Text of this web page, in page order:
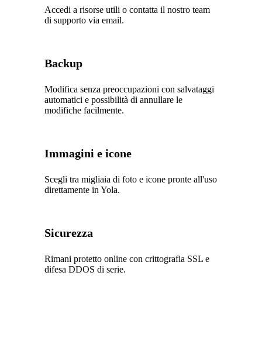
Accedi a risorse utili o contatta il nostro team
di supporto via email.
Backup
Modifica senza preoccupazioni con salvataggi
automatici e possibilità di annullare le
modifiche facilmente.
Immagini e icone
Scegli tra migliaia di foto e icone pronte all'uso
direttamente in Yola.
Sicurezza
Rimani protetto online con crittografia SSL e
difesa DDOS di serie.